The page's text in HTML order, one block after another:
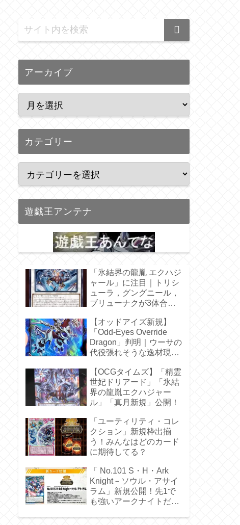
アーカイブ
カテゴリー
遊戯王アンテナ
「氷結界の龍胤 エクハジ
ャール」に注目｜トリシ
ューラ，グングニール，
ブリューナクが3体合
【オッドアイズ新規】
「Odd-Eyes Override
Dragon」判明｜ウーサの
代役張れそうな逸材現
【OCGタイムズ】「精霊
世妃ドリアード」「氷結
界の龍胤エクハジャー
ル」「真月新規」公開！
「ユーティリティ・コレ
クション」新規枠出揃
う！みんなはどのカード
に期待してる？
「 No.101 S・H・Ark
Knight－ソウル・アサイ
ラム」新規公開！先1で
も強いアークナイトだ